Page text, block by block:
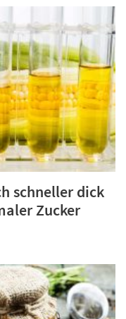
schneller dick
Zucker